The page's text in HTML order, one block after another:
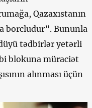
Qazaxıstanın
borcludur”. Bununla
tədbirlər yetərli
blokuna müraciət
alınması üçün